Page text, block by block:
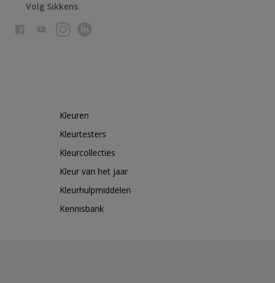
Volg Sikkens
Kleuren
Kleurtesters
Kleurcollecties
Kleur van het jaar
Kleurhulpmiddelen
Kennisbank